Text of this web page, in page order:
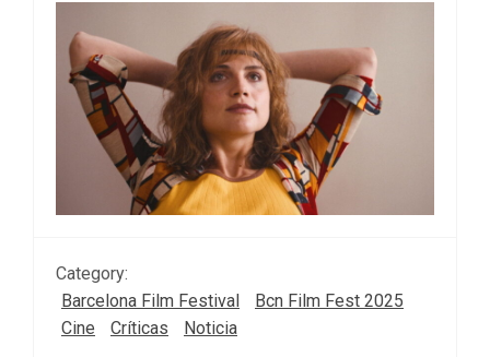
Category:
Barcelona Film Festival
Bcn Film Fest 2025
Cine
Críticas Noticia